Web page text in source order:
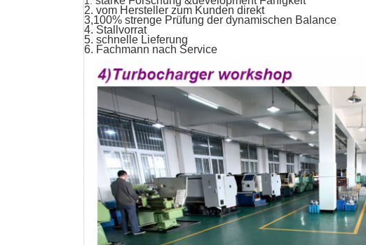
2. vom Hersteller zum Kunden direkt
3,100% strenge Prüfung der dynamischen Balance
4. Stallvorrat
5. schnelle Lieferung
6. Fachmann nach Service